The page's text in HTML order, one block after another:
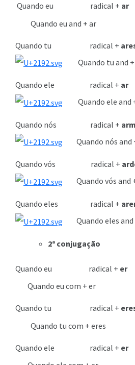
Quando eu radical + ar
Quando eu and + ar
Quando tu radical +
Quando tu and
Quando ele radical + ar
Quando ele and
Quando nós radical +
Quando nós and
Quando vós radical +
Quando vós and
Quando eles radical +
Quando eles
2ª conjugação
Quando eu radical + er
Quando eu com + er
Quando tu radical +
Quando tu com + eres
Quando ele radical + er